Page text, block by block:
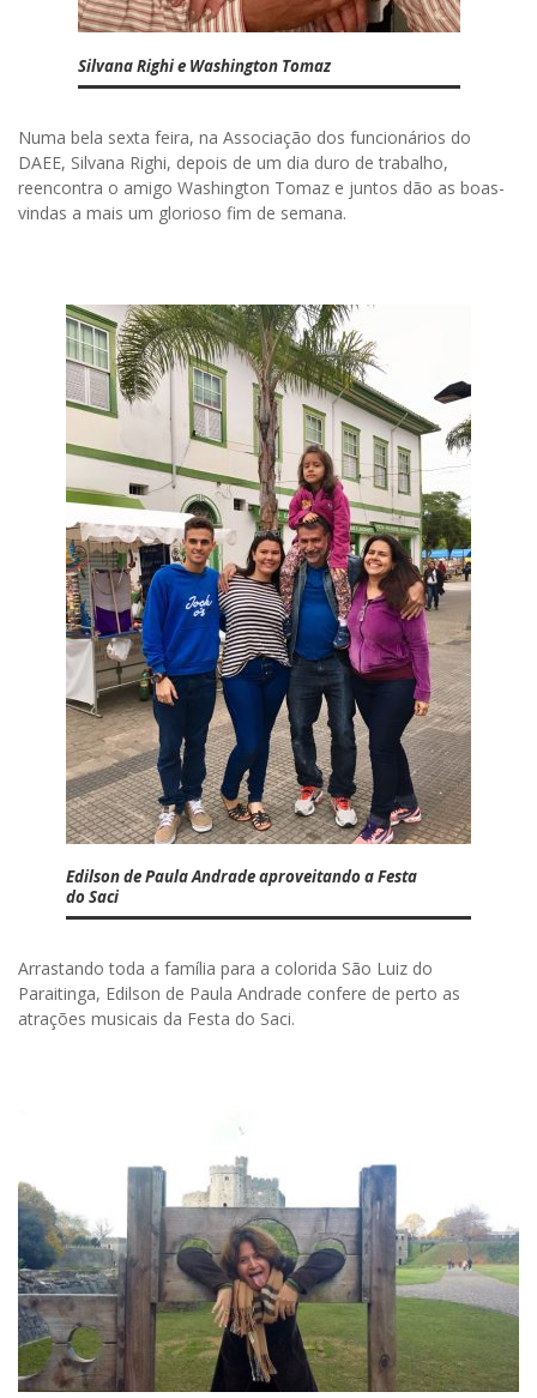
Silvana Righi e Washington Tomaz
Numa bela sexta feira, na Associação dos funcionários do
DAEE, Silvana Righi, depois de um dia duro de trabalho,
reencontra o amigo Washington Tomaz e juntos dão as boas-
vindas a mais um glorioso fim de semana.
Edilson de Paula Andrade aproveitando a Festa
do Saci
Arrastando toda a família para a colorida São Luiz do
Paraitinga, Edilson de Paula Andrade confere de perto as
atrações musicais da Festa do Saci.